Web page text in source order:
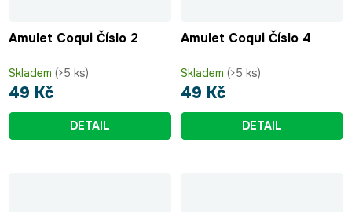
Amulet Coqui Číslo 2
Skladem (>5 ks)
49 Kč
DETAIL
Amulet Coqui Číslo 4
Skladem (>5 ks)
49 Kč
DETAIL